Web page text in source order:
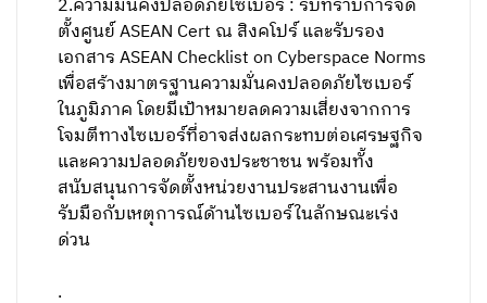
2.ความมั่นคงปลอดภัยไซเบอร์ : รับทราบการจัด
ตั้งศูนย์ ASEAN Cert ณ สิงคโปร์ และรับรอง
เอกสาร ASEAN Checklist on Cyberspace Norms
เพื่อสร้างมาตรฐานความมั่นคงปลอดภัยไซเบอร์
ในภูมิภาค โดยมีเป้าหมายลดความเสี่ยงจากการ
โจมตีทางไซเบอร์ที่อาจส่งผลกระทบต่อเศรษฐกิจ
และความปลอดภัยของประชาชน พร้อมทั้ง
สนับสนุนการจัดตั้งหน่วยงานประสานงานเพื่อ
รับมือกับเหตุการณ์ด้านไซเบอร์ในลักษณะเร่ง
ด่วน
.